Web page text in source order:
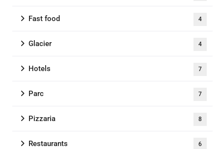
Fast food 4
Glacier 4
Hotels 7
Parc 7
Pizzaria 8
Restaurants 6